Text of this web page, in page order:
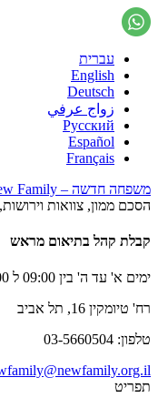
עברית
English
Deutsch
زواج عرفي
Русский
Español
Français
משפחה חדשה – New Family – הארגון לקידום זכויות המשפחה
הסכם ממון, צוואות
קבלת קהל בתיאום מראש
ימים א' עד ה' בין 09:00 ל 17:00
רח' טיומקין 16, תל אביב
טלפון: 03-5660504
תפריט